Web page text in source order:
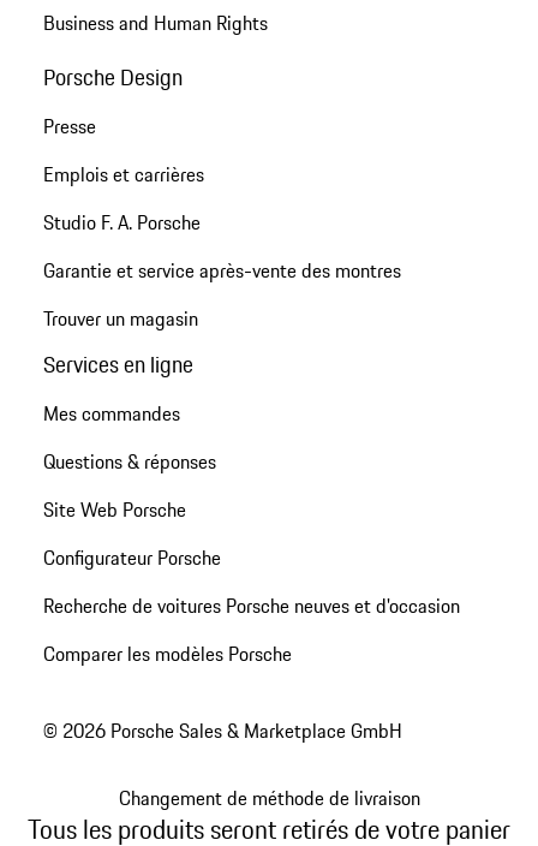
Business and Human Rights
Porsche Design
Presse
Emplois et carrières
Studio F. A. Porsche
Garantie et service après-vente des montres
Trouver un magasin
Services en ligne
Mes commandes
Questions & réponses
Site Web Porsche
Configurateur Porsche
Recherche de voitures Porsche neuves et d'occasion
Comparer les modèles Porsche
© 2026 Porsche Sales & Marketplace GmbH
Changement de méthode de livraison
Tous les produits seront retirés de votre panier